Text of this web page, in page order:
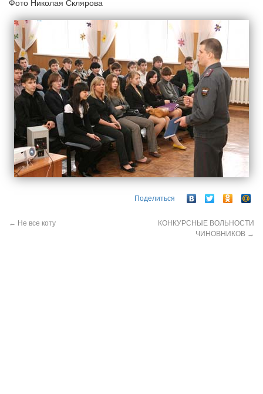
Фото Николая Склярова
Поделиться
← Не все коту
КОНКУРСНЫЕ ВОЛЬНОСТИ
ЧИНОВНИКОВ →